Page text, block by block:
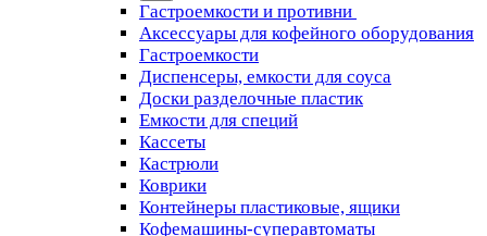
Гастроемкости и противни
Аксессуары для кофейного оборудования
Гастроемкости
Диспенсеры, емкости для соуса
Доски разделочные пластик
Емкости для специй
Кассеты
Кастрюли
Коврики
Контейнеры пластиковые, ящики
Кофемашины-суперавтоматы